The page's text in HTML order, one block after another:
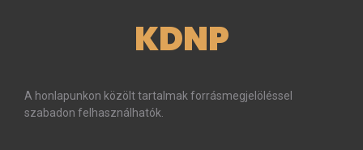
KDNP
A honlapunkon közölt tartalmak forrásmegjelöléssel
szabadon felhasználhatók.